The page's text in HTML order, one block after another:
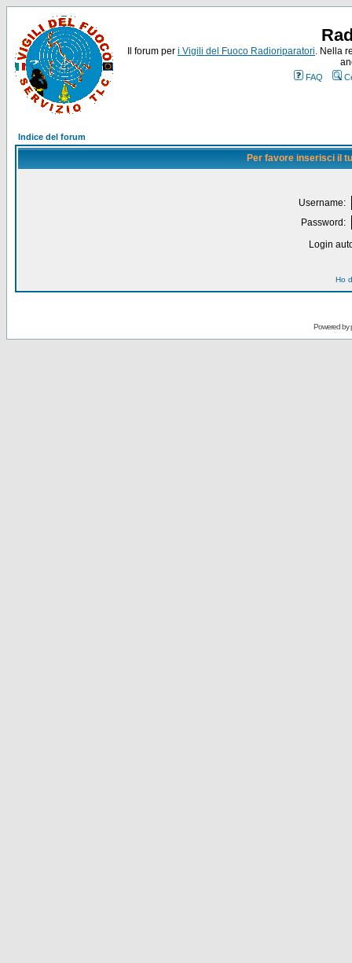
Il forum per i Vigili del Fuoco Radioriparatori. Nella
FAQ
Indice del forum
Per favore inserisci il
Username:
Password:
Login
Ho
Powered by